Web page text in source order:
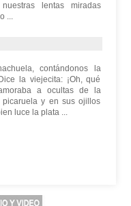
lentas miradas
...
contándonos la
la viejecita: ¡Oh, qué
a ocultas de la
y en sus ojillos
luce la plata ...